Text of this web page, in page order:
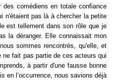
comédiens en totale confiance
n'étaient pas là à chercher la petite
est tellement dans son rôle que je
la déranger. Elle connaissait mon
sommes rencontrés, qu'elle, et
ne fait pas partie de ces acteurs qui
à partir d'une fausse bonne
en l’occurrence, nous savions déjà